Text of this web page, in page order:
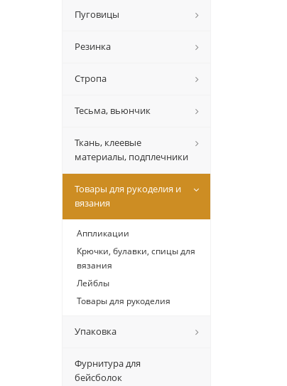
Пуговицы
Резинка
Стропа
Тесьма, вьюнчик
Ткань, клеевые
материалы, подплечники
Товары для рукоделия и
вязания
Аппликации
Крючки, булавки, спицы для
вязания
Лейблы
Товары для рукоделия
Упаковка
Фурнитура для
бейсболок